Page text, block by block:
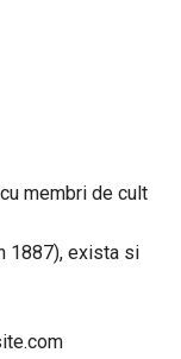
membri de cult
1887), exista si